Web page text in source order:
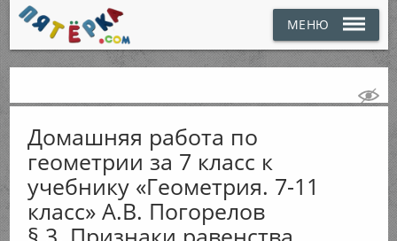
МЕНЮ
Домашняя работа по
геометрии за 7 класс к
учебнику «Геометрия. 7-11
класс» А.В. Погорелов